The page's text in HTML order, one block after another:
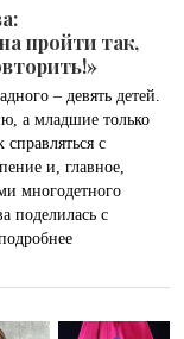
пройти так,
– девять детей.
а младшие только
с
и, главное,
многодетного
поделилась с